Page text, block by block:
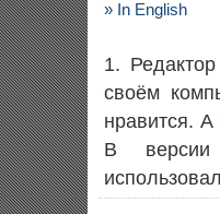
» In English
1.
своём
нравится.
В версии